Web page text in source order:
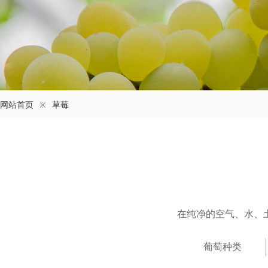
网站首页 ※ 草莓
在纯净的空气、水、
葡萄种类